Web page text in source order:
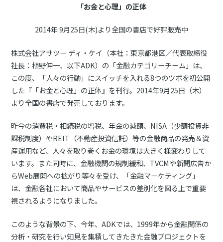
「お金と心理」の正体
2014年 9月25日(木)より全国の書店で好評販売中
株式会社アサツー ディ・ケイ（本社：東京都港区／代表取締役
社長：植野伸一、以下ADK）の「金融カテゴリーチーム」は、
この度、「人々の行動」にスイッチを入れる8つのツボを初公開
した『「お金と心理」の正体』を刊行。2014年9月25日（木）
より全国の書店で発売しております。
昨今の消費税・相続税の増税、年金の減額、NISA（少額投資非
課税制度）やREIT（不動産投資信託）等の金融商品の発売＆資
産運用など、人々を取り巻くお金の環境は大きく様変わりして
います。また同時に、金融機関の規制緩和、TVCMや新聞広告か
らWeb展開への拡がり等々を受け、「金融マーケティング」
は、金融各社において商品やサービスの差別化を図る上で重要
視されるようになりました。
このような背景の下、今年、ADKでは、1999年から金融関係の
分析・研究を行い知見を集積してきたきた金融プロジェクトを